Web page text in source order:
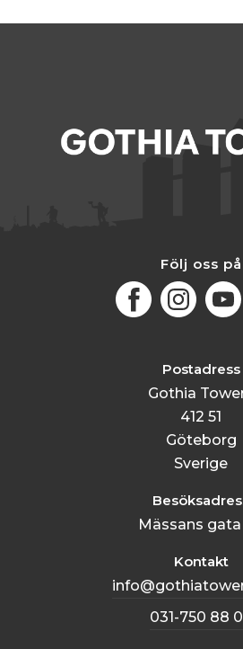
Följ oss på
FacebookInstagram
Postadress
Gothia
412 51
Göteborg
Sverige
Mässans
Kontakt
031-750 88